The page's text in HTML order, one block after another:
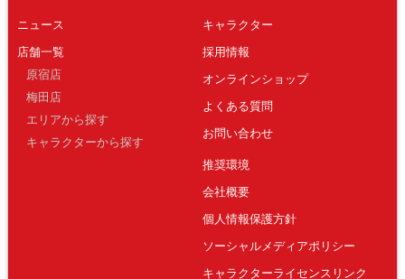
ニュース
店舗一覧
原宿店
梅田店
エリアから探す
キャラクターから探す
キャラクター
採用情報
オンラインショップ
よくある質問
お問い合わせ
推奨環境
会社概要
個人情報保護方針
ソーシャルメディアポリシー
キャラクターライセンスリンク